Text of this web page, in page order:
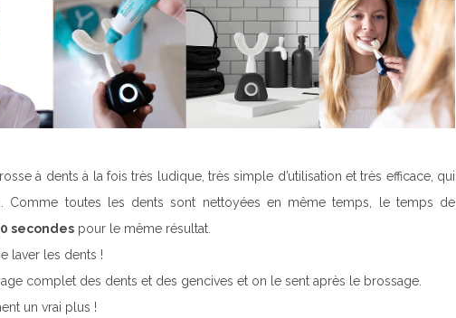
à dents à la fois très ludique, très simple d’utilisation et très efficace, qui
Comme toutes les dents sont nettoyées en même temps, le temps de
secondes pour le même résultat.
laver les dents !
complet des dents et des gencives et on le sent après le brossage.
un vrai plus !